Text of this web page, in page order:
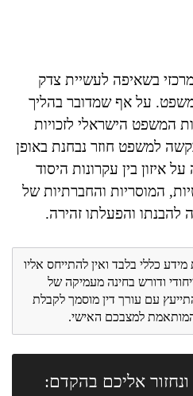
בשאיפה לעשיית צדק
על אף שמדובר בהליך
המשפט הישראלי לזכויות
למשפט חוזר נבחנת באופן
איזון בין עקרונות היסוד
המוסריות והחברתיות של
להבנתו והפעלתו זהירה.
כללי בלבד ואין להתייחס אליו
ודורש בחינה מעמיקה של
עם עורך דין מוסמך לקבלת
למצבכם האישי.
אליכם בהקדם: